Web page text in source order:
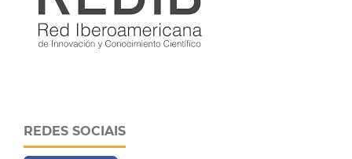
REDES SOCIAIS